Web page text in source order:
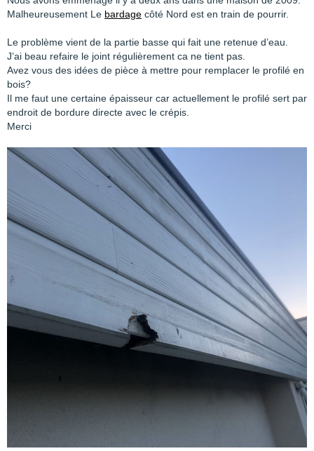
Malheureusement Le bardage côté Nord est en train de pourrir.
Le problème vient de la partie basse qui fait une retenue d’eau.
J’ai beau refaire le joint régulièrement ca ne tient pas.
Avez vous des idées de pièce à mettre pour remplacer le profilé en
bois?
Il me faut une certaine épaisseur car actuellement le profilé sert par
endroit de bordure directe avec le crépis.
Merci